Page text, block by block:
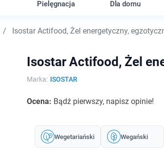
Pielęgnacja Dla domu
Isostar Actifood, Żel energetyczny,
Isostar Actifood, Żel
Marka: ISOSTAR
Ocena: Bądź pierwszy, napisz opinie!
Wegetariański Wegański